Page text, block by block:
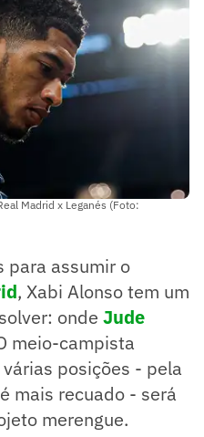
Madrid x Leganés (Foto:
para assumir o
, Xabi Alonso tem um
onde Jude
meio-campista
posições - pela
mais recuado - será
merengue.